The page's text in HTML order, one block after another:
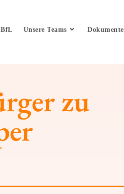
BfL Unsere Teams Dokumente
zu